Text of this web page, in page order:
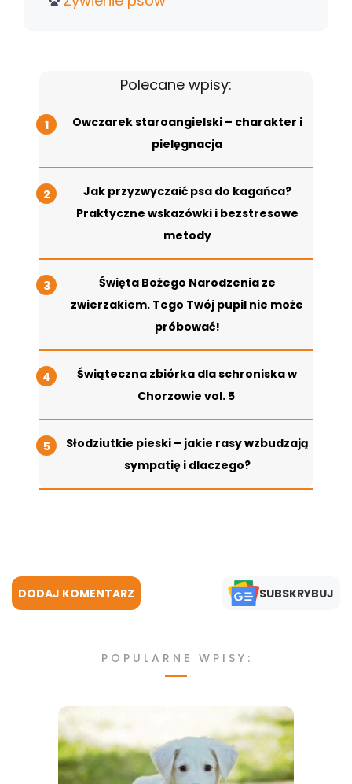
Polecane wpisy:
Owczarek staroangielski – charakter i
pielęgnacja
Jak przyzwyczaić psa do kagańca?
Praktyczne wskazówki i bezstresowe
metody
Święta Bożego Narodzenia ze
zwierzakiem. Tego Twój pupil nie może
próbować!
Świąteczna zbiórka dla schroniska w
Chorzowie vol. 5
Słodziutkie pieski – jakie rasy wzbudzają
sympatię i dlaczego?
DODAJ KOMENTARZ SUBSKRYBUJ
POPULARNE WPISY: